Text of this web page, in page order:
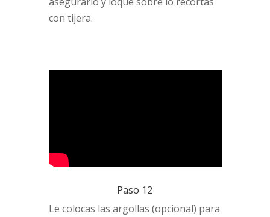
con tijera.
Paso 12
Le colocas las argollas (opcional) para